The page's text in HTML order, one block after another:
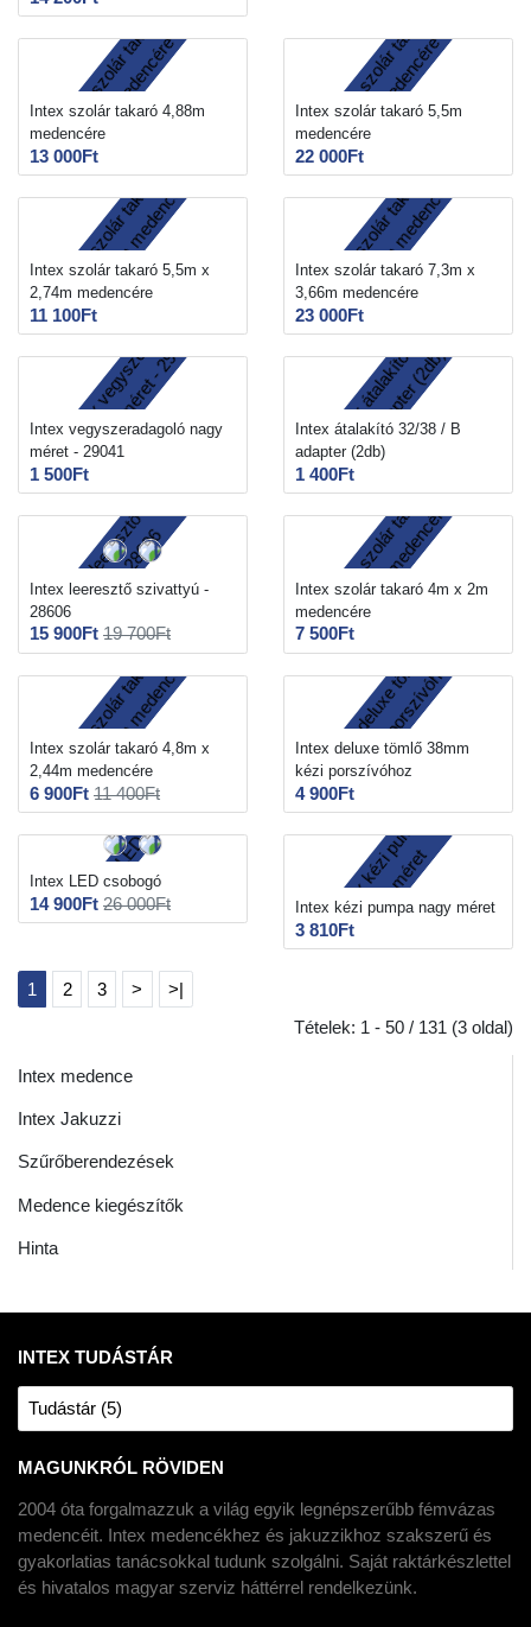
Intex medence
Intex Jakuzzi
Szűrőberendezések
Medence kiegészítők
Hinta
medencére
13 000Ft
medencére
22 000Ft
2,74m medencére
11 100Ft
3,66m medencére
23 000Ft
méret - 29041
1 500Ft
adapter (2db)
1 400Ft
Intex leeresztő szivattyú -
28606
15 900Ft 19 700Ft
Intex szolár takaró 4m x 2m
medencére
7 500Ft
Intex szolár takaró 4,8m x
2,44m medencére
6 900Ft 11 400Ft
Intex deluxe tömlő 38mm
kézi porszívóhoz
4 900Ft
Intex LED csobogó
14 900Ft 26 000Ft Intex kézi pumpa nagy méret
3 810Ft
1 2 3 >
>|
Tételek: 1 - 50 / 131 (3 oldal)
INTEX TUDÁSTÁR
Tudástár (5)
MAGUNKRÓL RÖVIDEN
2004 óta forgalmazzuk a világ egyik legnépszerűbb fémvázas
medencéit. Intex medencékhez és jakuzzikhoz szakszerű és
gyakorlatias tanácsokkal tudunk szolgálni. Saját raktárkészlettel
és hivatalos magyar szerviz háttérrel rendelkezünk.